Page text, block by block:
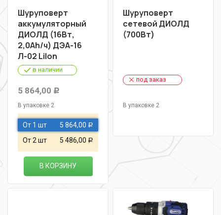
Шуруповерт
аккумуляторный
ДИОЛД (16Вт,
2,0Ah/ч) ДЭА-16
Л-02 LiIon
в наличии
5 864,00 Р
В упаковке 2
От 1 шт 5 864,00 Р
От 2 шт 5 486,00 Р
В КОРЗИНУ
Шуруповерт
сетевой ДИОЛД
(700Вт)
под заказ
В упаковке 2